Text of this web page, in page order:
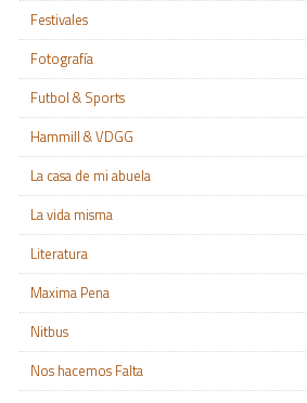
Festivales
Fotografía
Futbol & Sports
Hammill & VDGG
La casa de mi abuela
La vida misma
Literatura
Maxima Pena
Nitbus
Nos hacemos Falta